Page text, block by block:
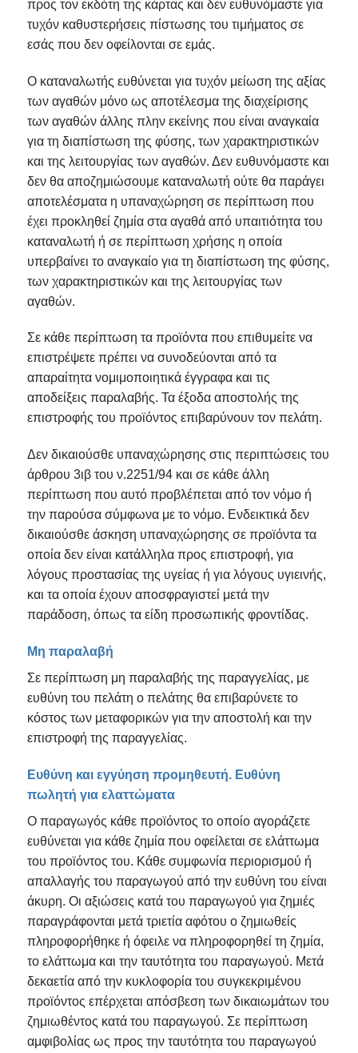
προς τον εκδότη της κάρτας και δεν ευθυνόμαστε για
τυχόν καθυστερήσεις πίστωσης του τιμήματος σε
εσάς που δεν οφείλονται σε εμάς.
Ο καταναλωτής ευθύνεται για τυχόν μείωση της αξίας
των αγαθών μόνο ως αποτέλεσμα της διαχείρισης
των αγαθών άλλης πλην εκείνης που είναι αναγκαία
για τη διαπίστωση της φύσης, των χαρακτηριστικών
και της λειτουργίας των αγαθών. Δεν ευθυνόμαστε και
δεν θα αποζημιώσουμε καταναλωτή ούτε θα παράγει
αποτελέσματα η υπαναχώρηση σε περίπτωση που
έχει προκληθεί ζημία στα αγαθά από υπαιτιότητα του
καταναλωτή ή σε περίπτωση χρήσης η οποία
υπερβαίνει το αναγκαίο για τη διαπίστωση της φύσης,
των χαρακτηριστικών και της λειτουργίας των
αγαθών.
Σε κάθε περίπτωση τα προϊόντα που επιθυμείτε να
επιστρέψετε πρέπει να συνοδεύονται από τα
απαραίτητα νομιμοποιητικά έγγραφα και τις
αποδείξεις παραλαβής. Τα έξοδα αποστολής της
επιστροφής του προϊόντος επιβαρύνουν τον πελάτη.
Δεν δικαιούσθε υπαναχώρησης στις περιπτώσεις του
άρθρου 3ιβ του ν.2251/94 και σε κάθε άλλη
περίπτωση που αυτό προβλέπεται από τον νόμο ή
την παρούσα σύμφωνα με το νόμο. Ενδεικτικά δεν
δικαιούσθε άσκηση υπαναχώρησης σε προϊόντα τα
οποία δεν είναι κατάλληλα προς επιστροφή, για
λόγους προστασίας της υγείας ή για λόγους υγιεινής,
και τα οποία έχουν αποσφραγιστεί μετά την
παράδοση, όπως τα είδη προσωπικής φροντίδας.
Μη παραλαβή
Σε περίπτωση μη παραλαβής της παραγγελίας, με
ευθύνη του πελάτη ο πελάτης θα επιβαρύνετε το
κόστος των μεταφορικών για την αποστολή και την
επιστροφή της παραγγελίας.
Ευθύνη και εγγύηση προμηθευτή. Ευθύνη
πωλητή για ελαττώματα
Ο παραγωγός κάθε προϊόντος το οποίο αγοράζετε
ευθύνεται για κάθε ζημία που οφείλεται σε ελάττωμα
του προϊόντος του. Κάθε συμφωνία περιορισμού ή
απαλλαγής του παραγωγού από την ευθύνη του είναι
άκυρη. Οι αξιώσεις κατά του παραγωγού για ζημιές
παραγράφονται μετά τριετία αφότου ο ζημιωθείς
πληροφορήθηκε ή όφειλε να πληροφορηθεί τη ζημία,
το ελάττωμα και την ταυτότητα του παραγωγού. Μετά
δεκαετία από την κυκλοφορία του συγκεκριμένου
προϊόντος επέρχεται απόσβεση των δικαιωμάτων του
ζημιωθέντος κατά του παραγωγού. Σε περίπτωση
αμφιβολίας ως προς την ταυτότητα του παραγωγού